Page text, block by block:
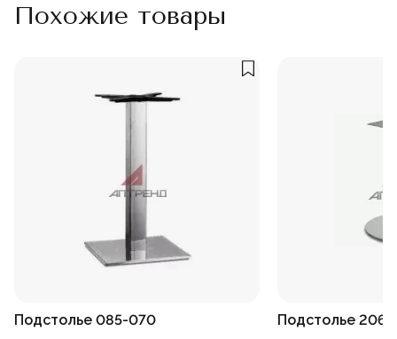
Похожие товары
Подстолье 085-070 Подстолье 206-